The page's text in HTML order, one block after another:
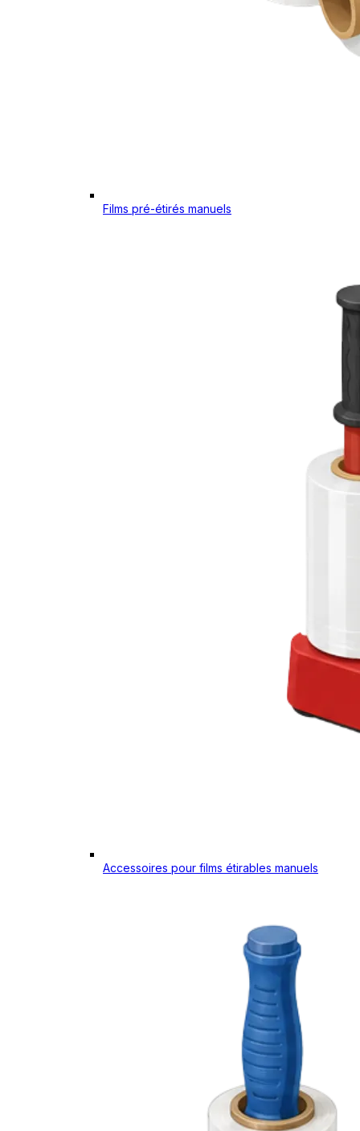
Films pré-étirés manuels
Accessoires pour films étirables manuels